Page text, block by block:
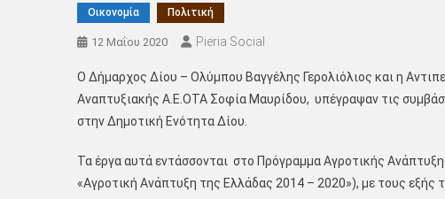
Οικονομία Πολιτική
12 Μαΐου 2020 Pieria Social
Ο Δήμαρχος Δίου – Ολύμπου Βαγγέλης Γερολιόλιος και η
Αναπτυξιακής Α.Ε.ΟΤΑ Σοφία Μαυρίδου, υπέγραψαν τις
στην Δημοτική Ενότητα Δίου.
Τα έργα αυτά εντάσσονται στο Πρόγραμμα Αγροτικής
«Αγροτική Ανάπτυξη της Ελλάδας 2014 – 2020»), με τους εξής